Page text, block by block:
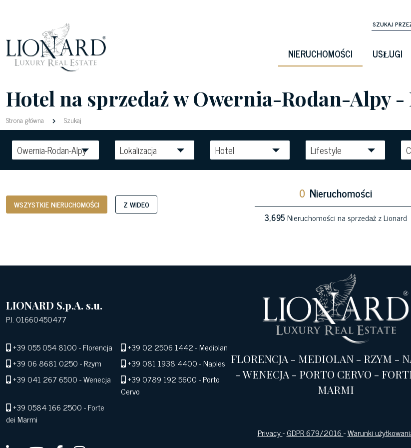
NIERUCHOMOŚCI USŁUGI
Hotel na sprzedaż w Owernia-Rodan-Alpy
Strona główna Szukaj
Owernia-Rodan-Alpy Lokalizacja Hotel Lifestyle
WSZYSTKIE NIERUCHOMOŚCI Z WIDEO
0 Nieruchomości
3,695Nieruchomości na sprzedaż z Lionard
LIONARD S.p.A. s.u.
P.I. 01660450477
+39 055 054 8100- Florencja +39 02 2506 1442- Mediolan
+39 06 8681 0250- Rzym +39 081 1938 4400- Naples
+39 041 267 6500- Wenecja +39 0789 192 5600- Porto
Cervo
+39 0584 166 2500- Forte
dei Marmi
FLORENCJA - MEDIOLAN- RZYM -
-WENECJA - PORTO CERVO -
MARMI
Privacy-GDPR 679/2016-Warunki